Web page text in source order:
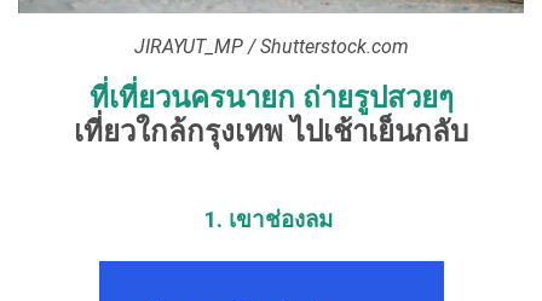
JIRAYUT_MP / Shutterstock.com
ที่เที่ยวนครนายก ถ่ายรูปสวยๆ
เที่ยวใกล้กรุงเทพ ไปเช้าเย็นกลับ
1. เขาช่องลม